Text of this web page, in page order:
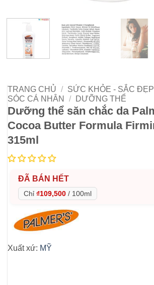
TRANG CHỦ / SỨC KHỎE - SẮC ĐẸP
SÓC CÁ NHÂN
/ DƯỠNG THỂ
Dưỡng thể săn chắc da
Cocoa Butter Formula
315ml
ĐÃ BÁN HẾT
Chỉ ₫109,500 / 100ml
Xuất xứ: MỸ